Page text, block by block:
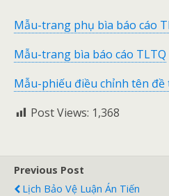
Mẫu-trang phụ bìa báo cáo
Mẫu-trang bìa báo cáo TLTQ
Mẫu-phiếu điều chỉnh tên đề
Post Views: 1,368
Previous Post
Lịch Bảo Vệ Luận Án Tiến